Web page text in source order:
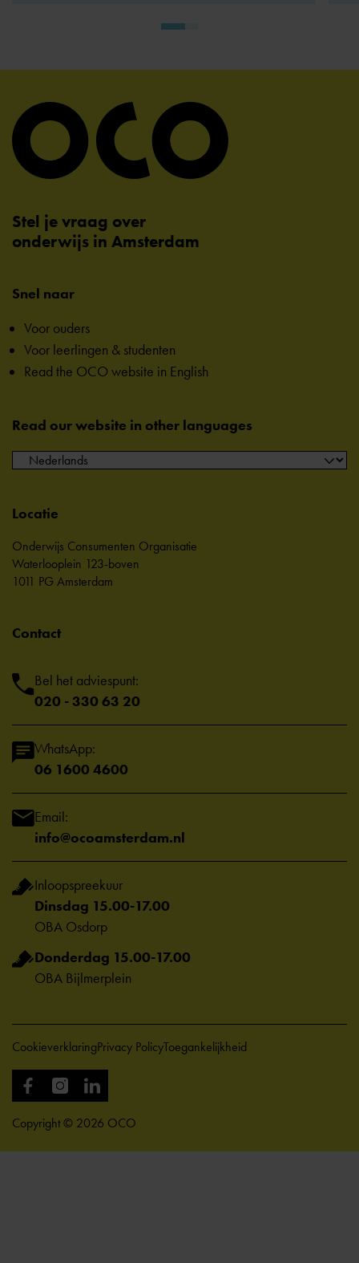
Stel je vraag over
onderwijs in Amsterdam
Snel naar
Voor ouders
Voor leerlingen & studenten
Read the OCO website in English
Read our website in other languages
Locatie
Onderwijs Consumenten Organisatie
Waterlooplein 123-boven
1011 PG Amsterdam
Contact
Bel het adviespunt:
020 - 330 63 20
WhatsApp:
06 1600 4600
Email:
info@ocoamsterdam.nl
Inloopspreekuur
Dinsdag 15.00-17.00
OBA Osdorp
Donderdag 15.00-17.00
OBA Bijlmerplein
Copyright © 2026 OCO
CookieverklaringPrivacy PolicyToegankelijkheid